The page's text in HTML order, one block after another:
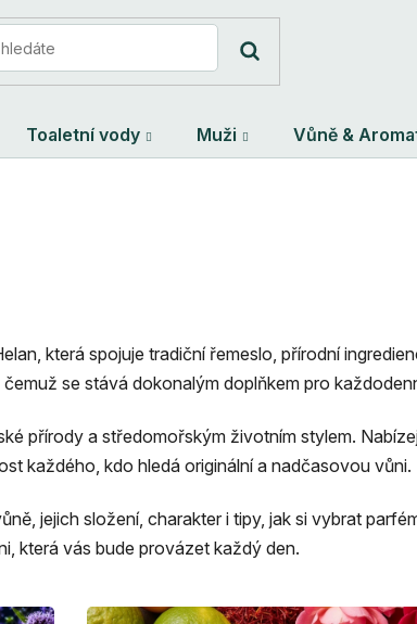
Toaletní vody Muži Vůně &
která spojuje tradiční řemeslo, přírodní
se stává dokonalým doplňkem pro
přírody a středomořským životním stylem.
každého, kdo hledá originální a nadčasovou vůni.
jejich složení, charakter i tipy, jak si vybrat
která vás bude provázet každý den.